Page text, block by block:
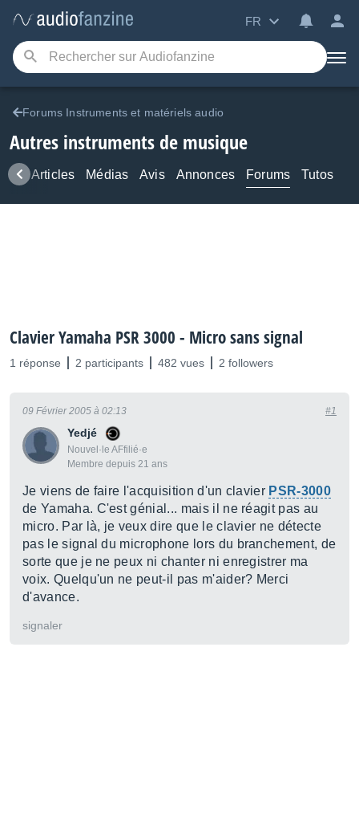
FR
Forums Instruments et matériels audio
Autres instruments de musique
Articles Médias Avis Annonces Forums Tutos
Clavier Yamaha PSR 3000 - Micro sans signal
1 réponse 2 participants 482 vues 2 followers
Yedjé
Nouvel·le AFfilié·e
Membre depuis 21 ans
09 Février 2005 à 02:13 #1
Je viens de faire l'acquisition d'un clavier PSR-3000
de Yamaha. C'est génial... mais il ne réagit pas au
micro. Par là, je veux dire que le clavier ne détecte
pas le signal du microphone lors du branchement, de
sorte que je ne peux ni chanter ni enregistrer ma
voix. Quelqu'un ne peut-il pas m'aider? Merci
d'avance.
signaler